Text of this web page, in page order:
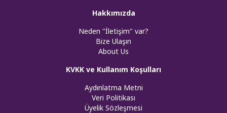
Hakkımızda
Neden "İletişim" var?
Bize Ulaşın
About Us
KVKK ve Kullanım Koşulları
Aydınlatma Metni
Veri Politikası
Üyelik Sözleşmesi